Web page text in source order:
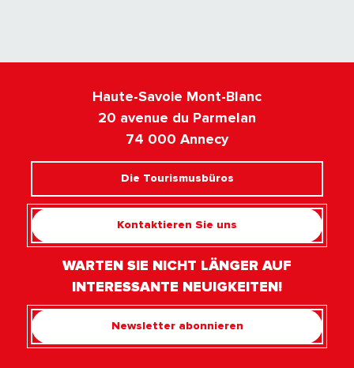
Haute-Savoie Mont-Blanc
20 avenue du Parmelan
74 000 Annecy
Die Tourismusbüros
Kontaktieren Sie uns
WARTEN SIE NICHT LÄNGER AUF
INTERESSANTE NEUIGKEITEN!
Newsletter abonnieren